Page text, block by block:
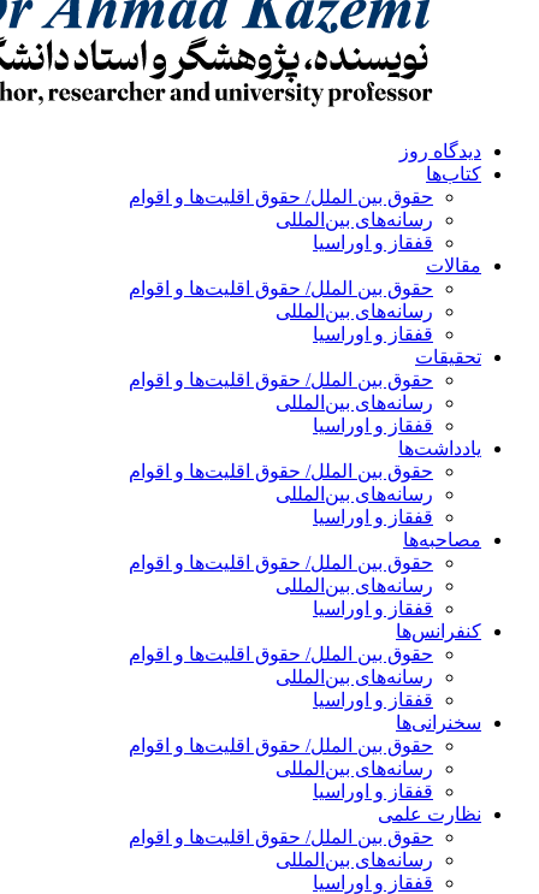
دیدگاه روز
کتاب‌ها
حقوق بین الملل/ حقوق اقلیت‌ها و اقوام
رسانه‌های بین‌المللی
قفقاز و اوراسیا
مقالات
حقوق بین الملل/ حقوق اقلیت‌ها و اقوام
رسانه‌های بین‌المللی
قفقاز و اوراسیا
تحقیقات
حقوق بین الملل/ حقوق اقلیت‌ها و اقوام
رسانه‌های بین‌المللی
قفقاز و اوراسیا
یادداشت‌ها
حقوق بین الملل/ حقوق اقلیت‌ها و اقوام
رسانه‌های بین‌المللی
قفقاز و اوراسیا
مصاحبه‌ها
حقوق بین الملل/ حقوق اقلیت‌ها و اقوام
رسانه‌های بین‌المللی
قفقاز و اوراسیا
کنفرانس‌ها
حقوق بین الملل/ حقوق اقلیت‌ها و اقوام
رسانه‌های بین‌المللی
قفقاز و اوراسیا
سخنرانی‌ها
حقوق بین الملل/ حقوق اقلیت‌ها و اقوام
رسانه‌های بین‌المللی
قفقاز و اوراسیا
نظارت علمی
حقوق بین الملل/ حقوق اقلیت‌ها و اقوام
رسانه‌های بین‌المللی
قفقاز و اوراسیا